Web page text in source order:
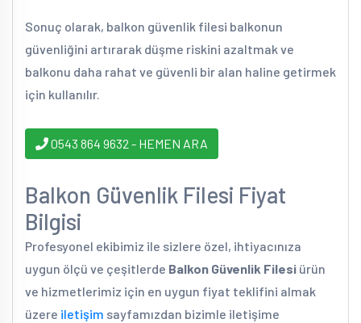
Sonuç olarak, balkon güvenlik filesi balkonun
güvenliğini artırarak düşme riskini azaltmak ve
balkonu daha rahat ve güvenli bir alan haline getirmek
için kullanılır.
0543 864 9632 - HEMEN ARA
Balkon Güvenlik Filesi Fiyat
Bilgisi
Profesyonel ekibimiz ile sizlere özel, ihtiyacınıza
uygun ölçü ve çeşitlerde Balkon Güvenlik Filesi ürün
ve hizmetlerimiz için en uygun fiyat teklifini almak
üzere iletişim sayfamızdan bizimle iletişime